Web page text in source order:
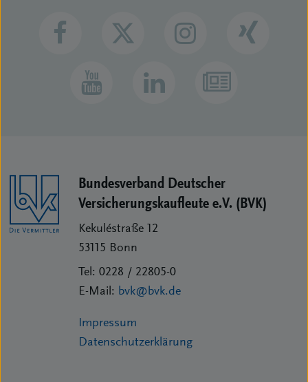
Bundesverband Deutscher
Versicherungs­kaufleute e.V. (BVK)
Kekuléstraße 12
53115 Bonn
Tel: 0228 / 22805-0
E-Mail: bvk@bvk.de
Impressum
Datenschutzerklärung